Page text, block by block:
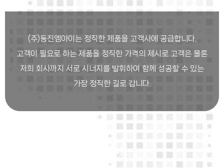
(주)동진엠아이는 정직한 제품을 고객사에 공급합니다.
고객이 필요로 하는 제품을 정직한 가격의 제시로 고객은 물론
저희 회사까지 서로 시너지를 발휘하여 함께 성공할 수 있는
가장 정직한 길로 갑니다.
최선